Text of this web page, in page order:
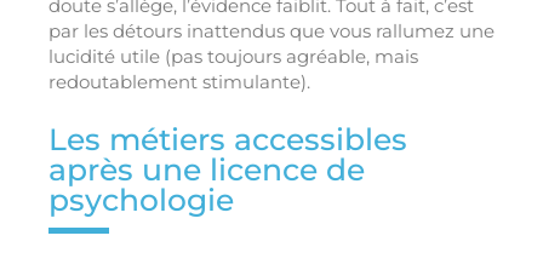
doute s’allège, l’évidence faiblit. Tout à fait, c’est
par les détours inattendus que vous rallumez une
lucidité utile (pas toujours agréable, mais
redoutablement stimulante).
Les métiers accessibles
après une licence de
psychologie